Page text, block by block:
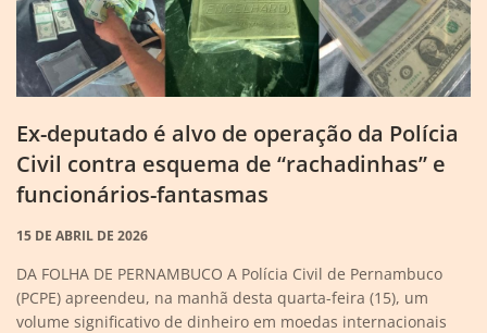
Ex-deputado é alvo de operação da Polícia
Civil contra esquema de “rachadinhas” e
funcionários-fantasmas
15 DE ABRIL DE 2026
DA FOLHA DE PERNAMBUCO A Polícia Civil de Pernambuco
(PCPE) apreendeu, na manhã desta quarta-feira (15), um
volume significativo de dinheiro em moedas internacionais